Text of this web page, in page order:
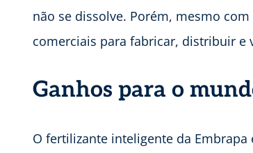
não se dissolve. Porém, mesmo
comerciais para fabricar, distribuir e
Ganhos para o
O fertilizante inteligente da